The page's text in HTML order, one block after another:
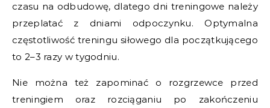
czasu na odbudowę, dlatego dni treningowe należy
przeplatać z dniami odpoczynku. Optymalna
częstotliwość treningu siłowego dla początkującego
to 2–3 razy w tygodniu.
Nie można też zapominać o rozgrzewce przed
treningiem oraz rozciąganiu po zakończeniu